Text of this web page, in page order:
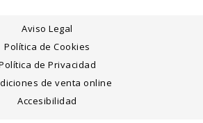
Aviso Legal
Política de Cookies
de Privacidad
de venta online
Accesibilidad